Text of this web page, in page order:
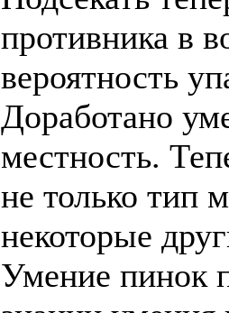
противника в
вероятность
Доработано
местность.
не только тип
некоторые
Умение пинок